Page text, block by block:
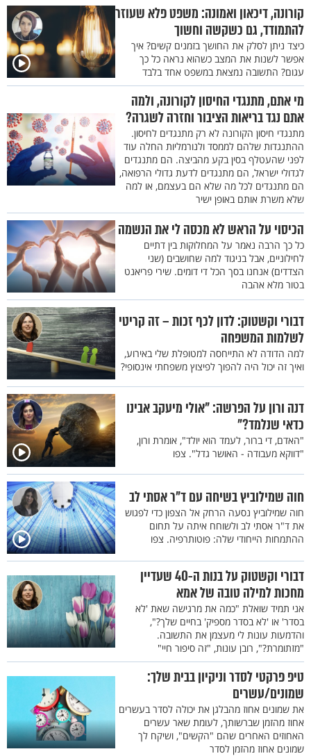
קורונה, דיכאון ואמונה: משפט פלא שעוזר
להתמודד, גם כשקשה וחשוך
כיצד ניתן לסלק את החושך בזמנים קשים? איך
אפשר לשנות את המצב כשהוא נראה כל כך
עגום? התשובה נמצאת במשפט אחד בלבד
מי אתם, מתנגדי החיסון לקורונה, ולמה
אתם נגד בריאות הציבור וחזרה לשגרה?
מתנגדי חיסון הקורונה לא רק מתנגדים לחיסון.
ההתנגדות שלהם לממסד ולנורמליות החלה עוד
לפני שהעטלף בסין בקע מהביצה. הם מתנגדים
לגדולי ישראל, הם מתנגדים לדעת גדולי הרפואה,
הם מתנגדים לכל מה שלא הם בעצמם, או למה
שלא משרת אותם באופן ישיר
הכיסוי על הראש לא מכסה לי את הנשמה
כל כך הרבה נאמר על המחלוקות בין דתיים
לחילוניים, אבל בניגוד למה שחושבים (שני
הצדדים) אנחנו בסך הכל די דומים. שירי פריאנט
בטור מלא אהבה
דבורי וקשטוק: לדון לכף זכות – זה קריטי
לשלמות המשפחה
למה הדודה לא התייחסה למטופלת שלי באירוע,
ואיך זה יכול היה להפוך לפיצוץ משפחתי אינסופי?
דנה ורון על הפרשה: "אולי מיעקב אבינו
כדאי שנלמד?"
"האדם, די ברור, לעמד הוא יולד", אומרת ורון,
"דווקא מעבודה - האושר גדל". צפו
חוה שמילוביץ בשיחה עם ד"ר אסתי לב
חוה שמילוביץ נסעה הרחק אל הצפון כדי לפגוש
את ד"ר אסתי לב ולשוחח איתה על תחום
ההתמחות הייחודי שלה: פוטותרפיה. צפו
דבורי וקשטוק על בנות ה-40 שעדיין
מחכות למילה טובה של אמא
אני תמיד שואלת "כמה את מרגישה שאת 'לא
בסדר' או 'לא בסדר מספיק' בחיים שלך?",
והדמעות עונות לי מעצמן את התשובה.
"מזתומרת?", רובן עונות, "זה סיפור חיי"
טיפ פרקטי לסדר וניקיון בבית שלך:
שמונים/עשרים
את שמונים אחוז מהבלגן את יכולה לסדר בעשרים
אחוז מהזמן שברשותך, לעומת שאר עשרים
האחוזים האחרים שהם "הקשים", ושיקח לך
שמונים אחוז מהזמן לסדר